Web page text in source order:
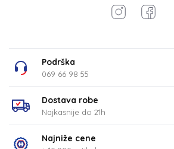
Podrška
069 66 98 55
Dostava robe
Najkasnije do 21h
Najniže cene